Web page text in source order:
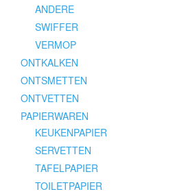
ANDERE
SWIFFER
VERMOP
ONTKALKEN
ONTSMETTEN
ONTVETTEN
PAPIERWAREN
KEUKENPAPIER
SERVETTEN
TAFELPAPIER
TOILETPAPIER